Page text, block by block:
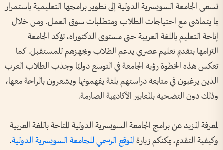
تسعى الجامعة السويسرية الدولية إلى تطوير برامجها التعليمية باستمرار
بما يتماشى مع احتياجات الطلاب ومتطلبات سوق العمل. ومن خلال
إتاحة التعليم باللغة العربية حتى مستوى الدكتوراه، تؤكد الجامعة
التزامها بتقديم تعليم عصري يدعم الطلاب ويجهزهم للمستقبل. كما
تعكس هذه الخطوة رؤية الجامعة في التوسع دوليًا وجذب الطلاب العرب
الذين يرغبون في متابعة دراستهم بلغة يفهمونها ويشعرون بالراحة معها،
وذلك دون التضحية بالمعايير الأكاديمية الصارمة.
لمعرفة المزيد عن برامج الجامعة السويسرية الدولية المتاحة باللغة العربية
وكيفية التقديم، يمكنكم زيارةالموقع الرسمي للجامعة السويسرية الدولية.